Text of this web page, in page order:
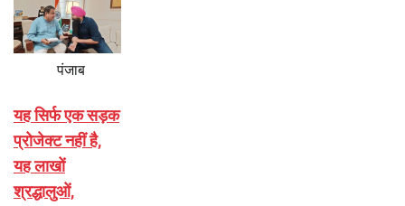
पंजाब
यह सिर्फ एक सड़क
प्रोजेक्ट नहीं है,
यह लाखों
श्रद्धालुओं,